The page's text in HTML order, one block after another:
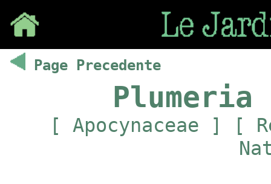
Page Precedente
Plumeria
[ Apocynaceae ] [